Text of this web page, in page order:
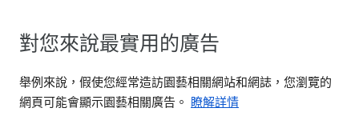
對您來說最實用的廣告
舉例來說，假使您經常造訪園藝相關網站和網誌，您瀏覽的
網頁可能會顯示園藝相關廣告。
瞭解詳情